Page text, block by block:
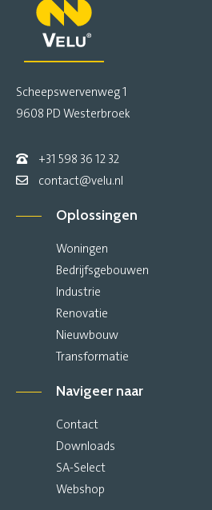
Scheepswervenweg 1
9608 PD Westerbroek
+31 598 36 12 32
contact@velu.nl
Oplossingen
Woningen
Bedrijfsgebouwen
Industrie
Renovatie
Nieuwbouw
Transformatie
Navigeer naar
Contact
Downloads
SA-Select
Webshop